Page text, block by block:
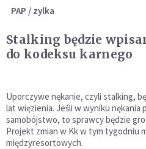
PAP / zylka
Stalking będzie
do kodeksu karnego
Uporczywe nękanie, czyli stalking,
lat więzienia. Jeśli w wyniku nękania
samobójstwo, to sprawcy będzie
Projekt zmian w Kk w tym tygodniu
międzyresortowych.